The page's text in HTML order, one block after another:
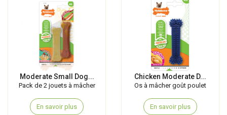
Moderate Small Dog...
Pack de 2 jouets à mâcher
En savoir plus
Chicken Moderate D...
Os à mâcher goût poulet
En savoir plus